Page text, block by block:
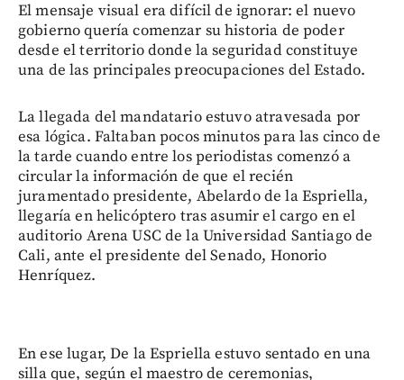
El mensaje visual era difícil de ignorar: el nuevo
gobierno quería comenzar su historia de poder
desde el territorio donde la seguridad constituye
una de las principales preocupaciones del Estado.
La llegada del mandatario estuvo atravesada por
esa lógica. Faltaban pocos minutos para las cinco de
la tarde cuando entre los periodistas comenzó a
circular la información de que el recién
juramentado presidente, Abelardo de la Espriella,
llegaría en helicóptero tras asumir el cargo en el
auditorio Arena USC de la Universidad Santiago de
Cali, ante el presidente del Senado, Honorio
Henríquez.
En ese lugar, De la Espriella estuvo sentado en una
silla que, según el maestro de ceremonias,